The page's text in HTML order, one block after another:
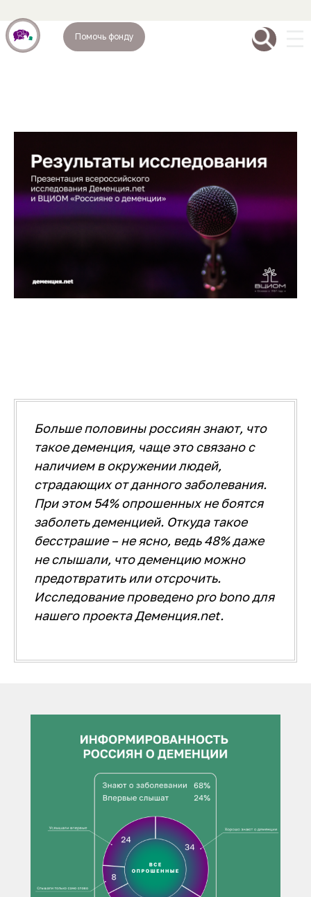
Помочь фонду
Больше половины россиян знают, что
такое деменция, чаще это связано с
наличием в окружении людей,
страдающих от данного заболевания.
При этом 54% опрошенных не боятся
заболеть деменцией. Откуда такое
бесстрашие – не ясно, ведь 48% даже
не слышали, что деменцию можно
предотвратить или отсрочить.
Исследование проведено pro bono для
нашего проекта Деменция.net.